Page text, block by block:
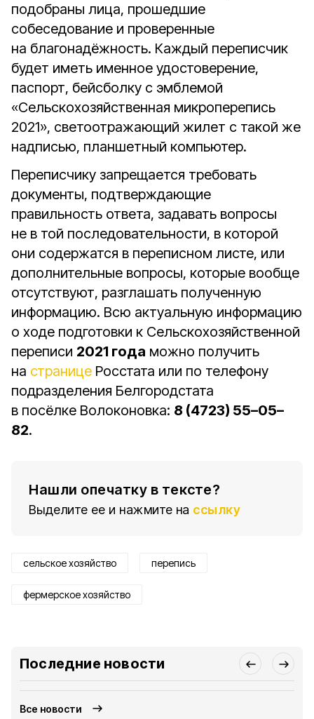
подобраны лица, прошедшие
собеседование и проверенные
на благонадёжность. Каждый переписчик
будет иметь именное удостоверение,
паспорт, бейсболку с эмблемой
«Сельскохозяйственная микроперепись
2021», светоотражающий жилет с такой же
надписью, планшетный компьютер.
Переписчику запрещается требовать
документы, подтверждающие
правильность ответа, задавать вопросы
не в той последовательности, в которой
они содержатся в переписном листе, или
дополнительные вопросы, которые вообще
отсутствуют, разглашать полученную
информацию. Всю актуальную информацию
о ходе подготовки к Сельскохозяйственной
переписи 2021 года можно получить
на странице Росстата или по телефону
подразделения Белгородстата
в посёлке Волоконовка: 8 (4723) 55–05–
82.
Нашли опечатку в тексте?
Выделите ее и нажмите на ссылку
сельское хозяйство перепись
фермерское хозяйство
Последние новости
Все новости